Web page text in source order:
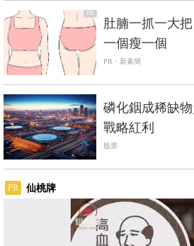
PR
肚腩一抓一大
一個瘦一個
PR・新素簡
磷化銦成稀缺
戰略紅利
股票
PR 仙桃牌